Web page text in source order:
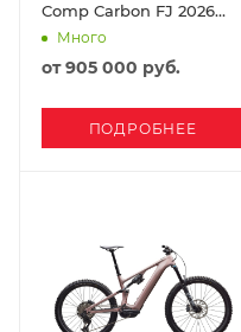
Comp Carbon FJ 2026
Gloss Orange Tint Over
Silver Dust Dark Navy
Много
от905 000 руб.
ПОДРОБНЕЕ